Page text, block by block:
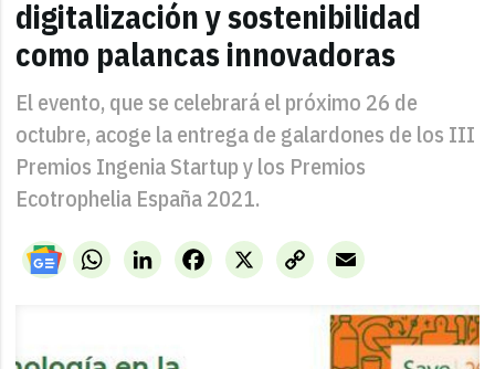
digitalización y sostenibilidad
como palancas innovadoras
El evento, que se celebrará el próximo 26 de
octubre, acoge la entrega de galardones de los III
Premios Ingenia Startup y los Premios
Ecotrophelia España 2021.
WhatsAppLinkedIn X
Facebook
Copy
Link
Email